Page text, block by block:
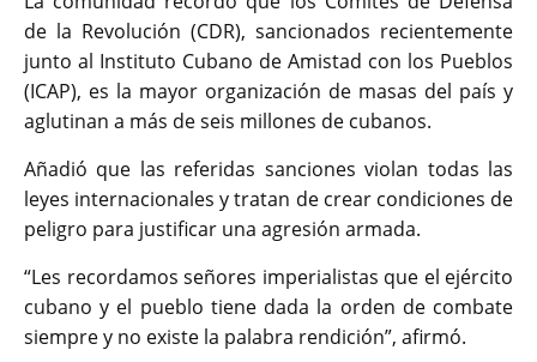
de la Revolución (CDR), sancionados recientemente
junto al Instituto Cubano de Amistad con los Pueblos
(ICAP), es la mayor organización de masas del país y
aglutinan a más de seis millones de cubanos.
Añadió que las referidas sanciones violan todas las
leyes internacionales y tratan de crear condiciones de
peligro para justificar una agresión armada.
“Les recordamos señores imperialistas que el ejército
cubano y el pueblo tiene dada la orden de combate
siempre y no existe la palabra rendición”, afirmó.